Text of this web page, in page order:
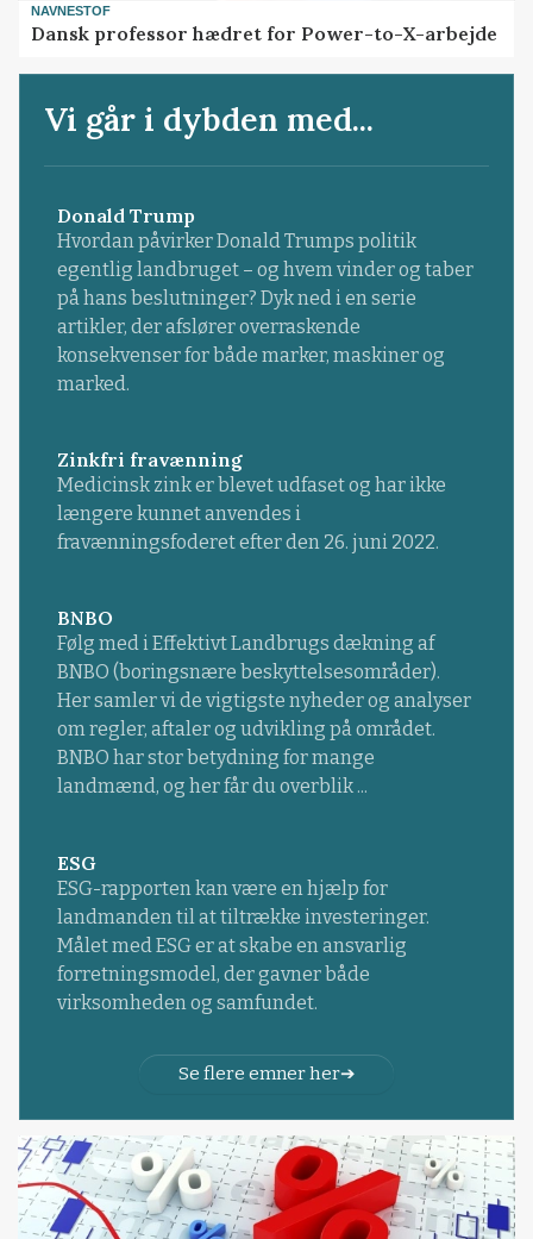
NAVNESTOF
Dansk professor hædret for Power-to-X-arbejde
Vi går i dybden med...
Donald Trump
Hvordan påvirker Donald Trumps politik
egentlig landbruget – og hvem vinder og taber
på hans beslutninger? Dyk ned i en serie
artikler, der afslører overraskende
konsekvenser for både marker, maskiner og
marked.
Zinkfri fravænning
Medicinsk zink er blevet udfaset og har ikke
længere kunnet anvendes i
fravænningsfoderet efter den 26. juni 2022.
BNBO
Følg med i Effektivt Landbrugs dækning af
BNBO (boringsnære beskyttelsesområder).
Her samler vi de vigtigste nyheder og analyser
om regler, aftaler og udvikling på området.
BNBO har stor betydning for mange
landmænd, og her får du overblik ...
ESG
ESG-rapporten kan være en hjælp for
landmanden til at tiltrække investeringer.
Målet med ESG er at skabe en ansvarlig
forretningsmodel, der gavner både
virksomheden og samfundet.
Se flere emner her